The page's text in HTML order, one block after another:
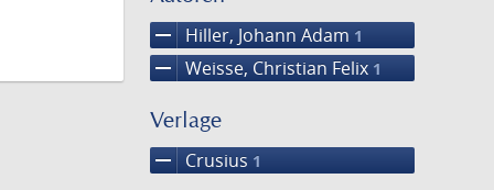
remove Hiller, Johann Adam 1
remove Weisse, Christian Felix 1
Verlage
remove Crusius 1